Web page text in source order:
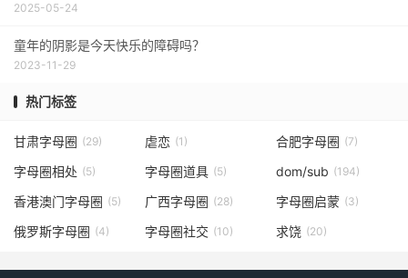
2025-05-24
童年的阴影是今天快乐的障碍吗？
2023-11-29
热门标签
甘肃字母圈 (29) 虐恋 (1) 合肥字母圈 (7)
字母圈相处 (5) 字母圈道具 (5) dom/sub (194)
香港澳门字母圈 (5) 广西字母圈 (28) 字母圈启蒙 (3)
俄罗斯字母圈 (4) 字母圈社交 (10) 求饶 (20)